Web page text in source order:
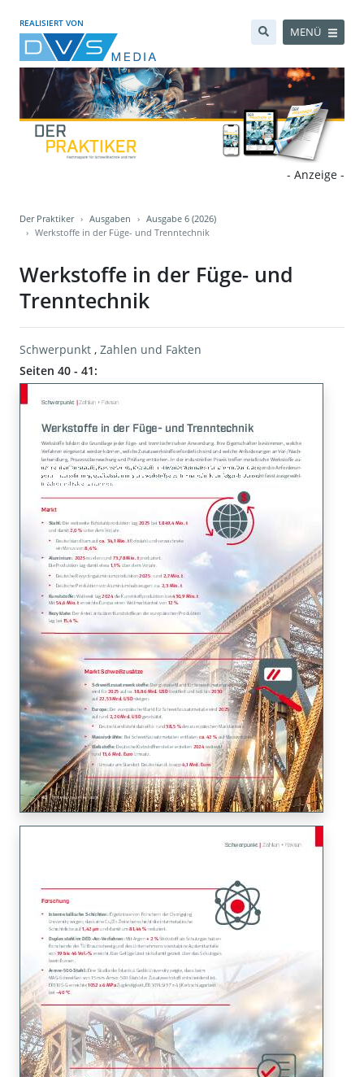
REALISIERT VON
MENÜ
- Anzeige -
Der Praktiker Ausgaben
Ausgabe 6 (2026)
Werkstoffe in der Füge- und Trenntechnik
Werkstoffe in der Füge- und
Trenntechnik
Schwerpunkt , Zahlen und Fakten
Seiten 40 - 41: